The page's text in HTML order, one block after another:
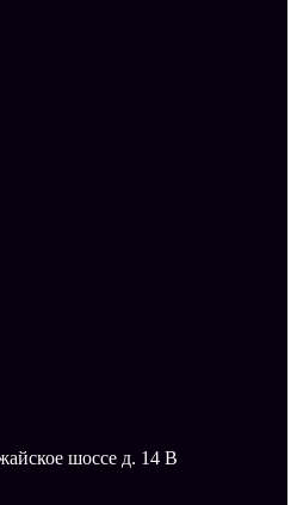
шоссе д. 14 В